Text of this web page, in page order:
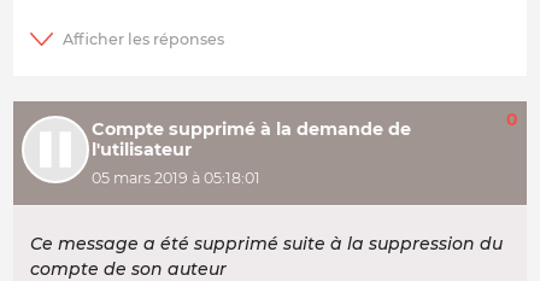
Compte supprimé à la demande de
l'utilisateur
05 mars 2019 à 05:18:01
0
Ce message a été supprimé suite à la suppression du
compte de son auteur